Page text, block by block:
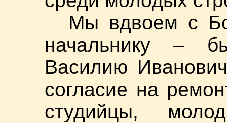
Мы вдвоем с
начальнику –
Василию
согласие на
студийцы,